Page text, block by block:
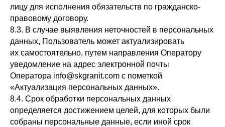
лицу для исполнения обязательств по гражданско-
правовому договору.
8.3. В случае выявления неточностей в персональных
данных, Пользователь может актуализировать
их самостоятельно, путем направления Оператору
уведомление на адрес электронной почты
Оператора info@skgranit.com с пометкой
«Актуализация персональных данных».
8.4. Срок обработки персональных данных
определяется достижением целей, для которых были
собраны персональные данные, если иной срок
г. Приморско-Ахтарск
ул. Космонавтов 37 офис 5